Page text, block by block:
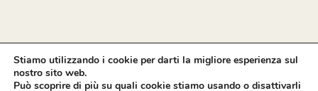
© 2012 - 2026 •Avadais aWebsite BuilderforWordPress
eCommerce
• All Rights Reserved • Developed by
Stiamo utilizzando i cookie per darti la migliore esperienza sul
nostro sito web.
Può scoprire di più su quali cookie stiamo usando o disattivarli